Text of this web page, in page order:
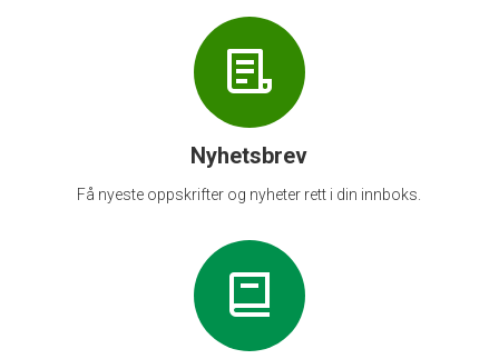
Nyhetsbrev
Få nyeste oppskrifter og nyheter rett i din innboks.